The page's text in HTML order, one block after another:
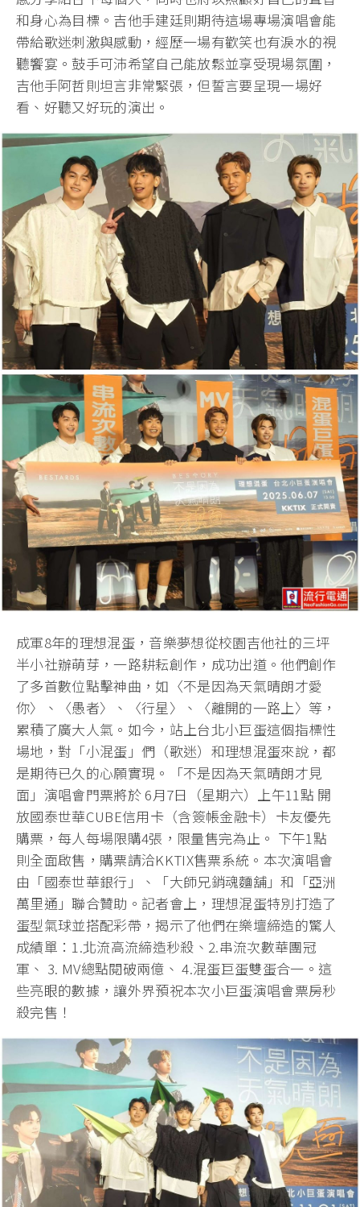
和身心為目標。吉他手建廷則期待這場專場演唱會能
帶給歌迷刺激與感動，經歷一場有歡笑也有淚水的視
聽饗宴。鼓手可沛希望自己能放鬆並享受現場氛圍，
吉他手阿哲則坦言非常緊張，但誓言要呈現一場好
看、好聽又好玩的演出。
成軍8年的理想混蛋，音樂夢想從校園吉他社的三坪
半小社辦萌芽，一路耕耘創作，成功出道。他們創作
了多首數位點擊神曲，如〈不是因為天氣晴朗才愛
你〉、〈愚者〉、〈行星〉、〈離開的一路上〉等，
累積了廣大人氣。如今，站上台北小巨蛋這個指標性
場地，對「小混蛋」們（歌迷）和理想混蛋來說，都
是期待已久的心願實現。「不是因為天氣晴朗才見
面」演唱會門票將於 6月7日（星期六）上午11點 開
放國泰世華CUBE信用卡（含簽帳金融卡）卡友優先
購票，每人每場限購4張，限量售完為止。 下午1點
則全面啟售，購票請洽KKTIX售票系統。本次演唱會
由「國泰世華銀行」、「大師兄銷魂麵舖」和「亞洲
萬里通」聯合贊助。記者會上，理想混蛋特別打造了
蛋型氣球並搭配彩帶，揭示了他們在樂壇締造的驚人
成績單：1.北流高流締造秒殺、2.串流次數華團冠
軍、 3. MV總點閱破兩億、 4.混蛋巨蛋雙蛋合一。這
些亮眼的數據，讓外界預祝本次小巨蛋演唱會票房秒
殺完售！